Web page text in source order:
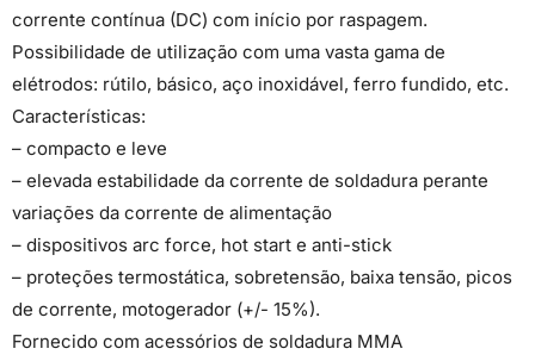
corrente contínua (DC) com início por raspagem.
Possibilidade de utilização com uma vasta gama de
elétrodos: rútilo, básico, aço inoxidável, ferro fundido, etc.
Características:
– compacto e leve
– elevada estabilidade da corrente de soldadura perante
variações da corrente de alimentação
– dispositivos arc force, hot start e anti-stick
– proteções termostática, sobretensão, baixa tensão, picos
de corrente, motogerador (+/- 15%).
Fornecido com acessórios de soldadura MMA